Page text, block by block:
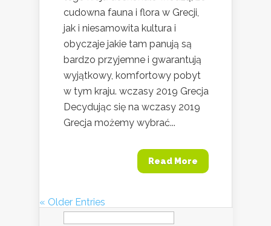
cudowna fauna i flora w Grecji,
jak i niesamowita kultura i
obyczaje jakie tam panują są
bardzo przyjemne i gwarantują
wyjątkowy, komfortowy pobyt
w tym kraju. wczasy 2019 Grecja
Decydując się na wczasy 2019
Grecja możemy wybrać...
Read More
« Older Entries
Szukaj: